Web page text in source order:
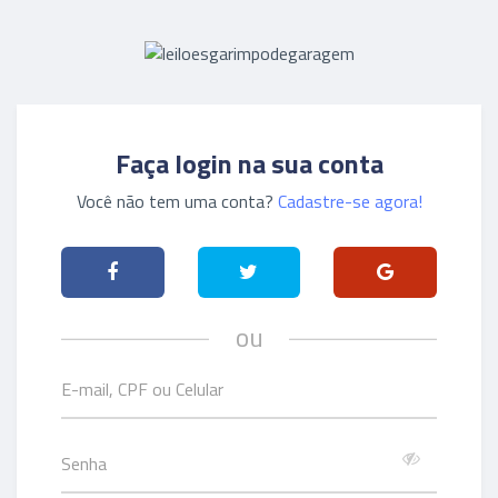
Faça login na sua conta
Você não tem uma conta? Cadastre-se agora!
ou